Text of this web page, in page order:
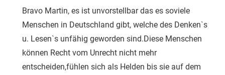
Bravo Martin, es ist unvorstellbar das es soviele
Menschen in Deutschland gibt, welche des Denken`s
u. Lesen`s unfähig geworden sind.Diese Menschen
können Recht vom Unrecht nicht mehr
entscheiden,fühlen sich als Helden bis sie auf dem